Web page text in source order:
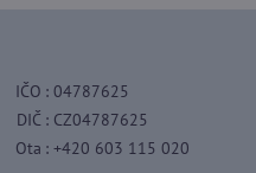
IČO : 04787625
DIČ : CZ04787625
Ota : +420 603 115 020